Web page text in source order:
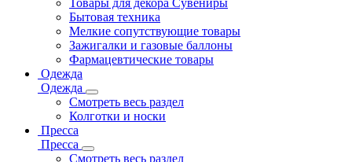
Товары для декора Сувениры
Бытовая техника
Мелкие сопутствующие товары
Зажигалки и газовые баллоны
Фармацевтические товары
Одежда
Одежда
Смотреть весь раздел
Колготки и носки
Пресса
Пресса
Смотреть весь раздел